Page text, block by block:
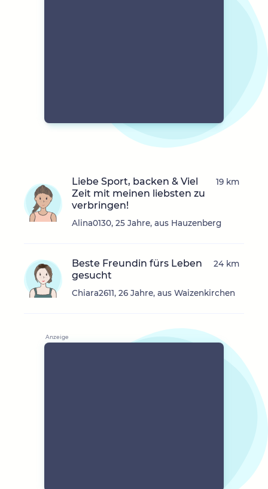
Liebe Sport, backen & Viel
Zeit mit meinen liebsten zu
verbringen!
Alina0130, 25 Jahre, aus Hauzenberg
19 km
Beste Freundin fürs Leben
gesucht
Chiara2611, 26 Jahre, aus Waizenkirchen
24 km